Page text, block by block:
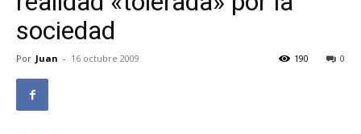
sociedad
Por Juan - 16 octubre 2009 0
190